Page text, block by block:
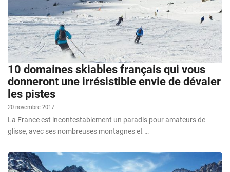
10 domaines skiables français qui vous
donneront une irrésistible envie de dévaler
les pistes
20 novembre 2017
La France est incontestablement un paradis pour amateurs de
glisse, avec ses nombreuses montagnes et …